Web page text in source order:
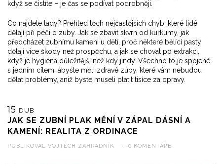
když se čistíte – je čas se podívat podrobněji.
Co najdete tady? Přehled těch nejčastějších chyb, které lidé
dělají při péči o zuby. Jak se zbavit skvrn od kurkumy, jak
předcházet zubnímu kameni u dětí, proč některé bělící pasty
dělají více škody než prospěchu, a jak se chovat po extrakci,
když je hygiena důležitější než kdy jindy. Všechno to je spojené
s jedním cílem: abyste měli zdravé zuby, které vám nebudou
dělat problémy, aniž byste museli platit tisíce za opravy.
15 DUB
JAK SE ZUBNÍ PLAK MĚNÍ V ZÁPAL DÁSNÍ A
KAMENÍ: REALITA Z ORDINACE
PUBLIKOVAL VOJTĚCH ZAHRADNÍK — 0 KOMENTÁŘE